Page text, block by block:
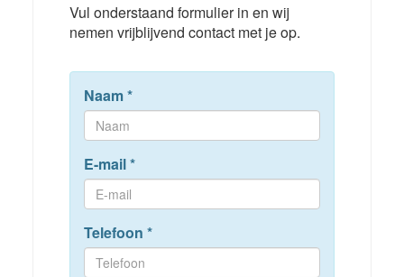
Vul onderstaand formulier in en wij
nemen vrijblijvend contact met je op.
Naam*
E-mail*
Telefoon *